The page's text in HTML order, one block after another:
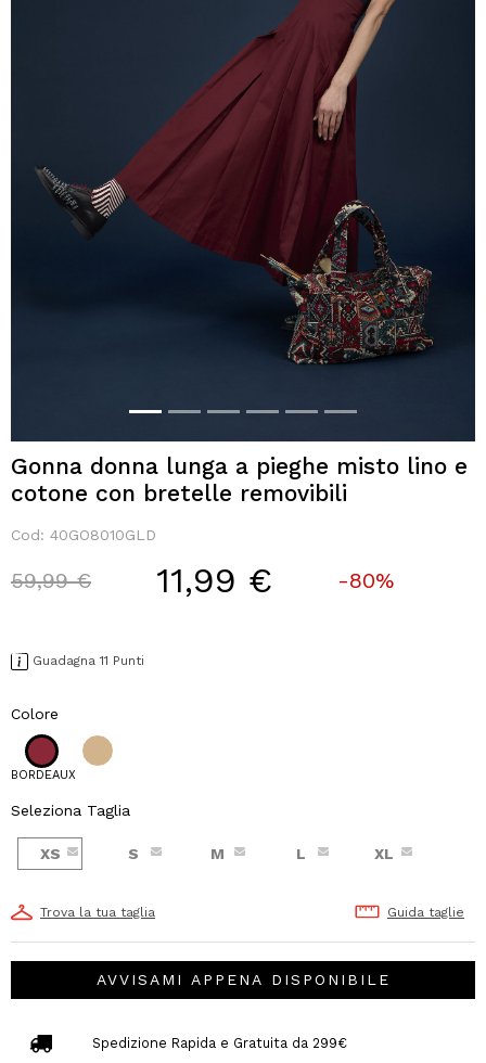
Gonna donna lunga a pieghe misto lino e
cotone con bretelle removibili
Cod: 40GO8010GLD
Price reduced from
59,99 €to 11,99 € -80%
Guadagna 11 Punti
Colore
BORDEAUX
Seleziona Taglia
XS S M L XL
Trova la tua taglia Guida taglie
AVVISAMI APPENA DISPONIBILE
Spedizione Rapida e Gratuita da 299€